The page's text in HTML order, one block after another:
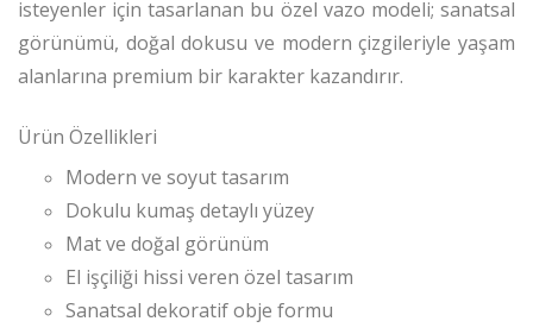
isteyenler için tasarlanan bu özel vazo modeli; sanatsal
görünümü, doğal dokusu ve modern çizgileriyle yaşam
alanlarına premium bir karakter kazandırır.
Ürün Özellikleri
Modern ve soyut tasarım
Dokulu kumaş detaylı yüzey
Mat ve doğal görünüm
El işçiliği hissi veren özel tasarım
Sanatsal dekoratif obje formu